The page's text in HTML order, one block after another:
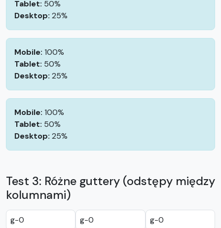
Tablet: 50%
Desktop: 25%
Mobile: 100%
Tablet: 50%
Desktop: 25%
Mobile: 100%
Tablet: 50%
Desktop: 25%
Test 3: Różne guttery (odstępy między
kolumnami)
g-0 g-0 g-0